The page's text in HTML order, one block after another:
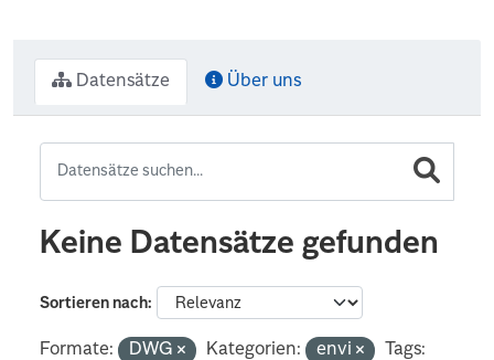
Datensätze Über uns
Keine Datensätze gefunden
Sortieren nach
Formate: DWG Kategorien: envi
Tags: